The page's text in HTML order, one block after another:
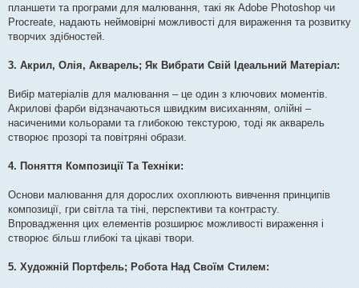
планшети та програми для малювання, такі як Adobe Photoshop чи
Procreate, надають неймовірні можливості для вираження та розвитку
творчих здібностей.
3. Акрил, Олія, Акварель; Як Вибрати Свій Ідеальний Матеріал:
Вибір матеріалів для малювання – це один з ключових моментів.
Акрилові фарби відзначаються швидким висиханням, олійні –
насиченими кольорами та глибокою текстурою, тоді як акварель
створює прозорі та повітряні образи.
4. Поняття Композиції Та Техніки:
Основи малювання для дорослих охоплюють вивчення принципів
композиції, гри світла та тіні, перспективи та контрасту.
Впровадження цих елементів розширює можливості вираження і
створює більш глибокі та цікаві твори.
5. Художній Портфель; Робота Над Своїм Стилем: